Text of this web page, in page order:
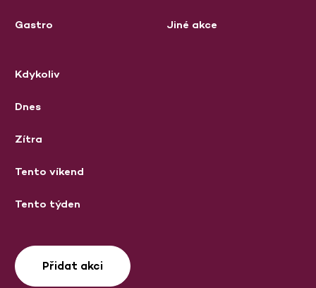
Gastro Jiné akce
Kdykoliv
Dnes
Zítra
Tento víkend
Tento týden
Přidat akci